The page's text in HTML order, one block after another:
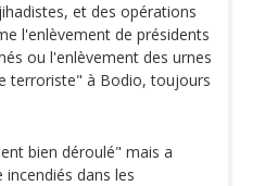
et des opérations
l'enlèvement de présidents
ou l'enlèvement des urnes
terroriste" à Bodio, toujours
bien déroulé" mais a
dans les